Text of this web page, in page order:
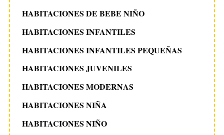
HABITACIONES DE BEBE NIÑO
HABITACIONES INFANTILES
HABITACIONES INFANTILES PEQUEÑAS
HABITACIONES JUVENILES
HABITACIONES MODERNAS
HABITACIONES NIÑA
HABITACIONES NIÑO